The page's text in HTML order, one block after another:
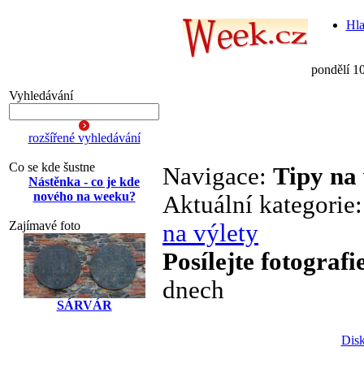
pondělí
Vyhledávání
rozšířené vyhledávání
Co se kde šustne
Nástěnka - co je kde
nového na weeku?
Zajímavé foto
SÁRVÁR
Navigace: Tipy na
Aktuální
na výlety
Posílejte
dnech